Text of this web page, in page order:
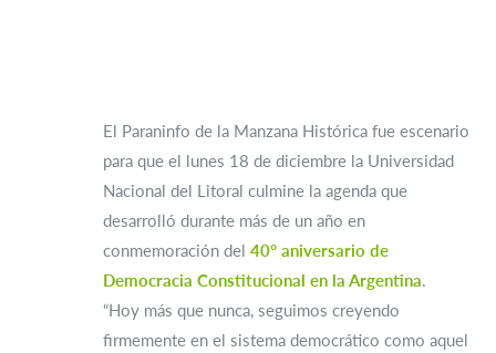
El Paraninfo de la Manzana Histórica fue escenario
para que el lunes 18 de diciembre la Universidad
Nacional del Litoral culmine la agenda que
desarrolló durante más de un año en
conmemoración del 40° aniversario de
Democracia Constitucional en la Argentina.
“Hoy más que nunca, seguimos creyendo
firmemente en el sistema democrático como aquel